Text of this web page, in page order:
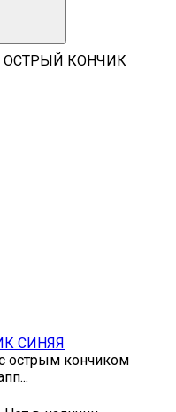
ОСТРЫЙ КОНЧИК
СИНЯЯ
острым кончиком